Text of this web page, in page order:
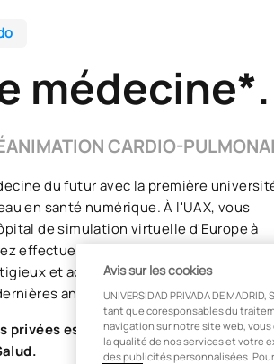
médecine*.
CARDIO-
du futur avec la première
en santé numérique. À l'UAX, vous
de simulation virtuelle d'Europe à
effectuer vos rotations dans plus de 38
et accéder à un plan de formation
années de votre diplôme.
privées espagne où sont formés les
Avis sur les cookies
UNIVERSIDAD PRIVADA DE
tant que coresponsables du
navigation sur notre site web,
la qualité de nos services et votre
des publicités personnalisées.